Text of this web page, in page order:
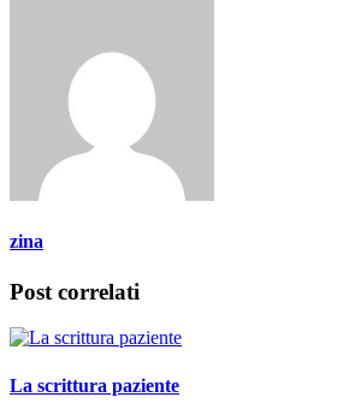
zina
Post correlati
La scrittura paziente